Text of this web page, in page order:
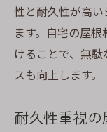
性と耐久性が高
ます。自宅の屋
けることで、無
スも向上します。
耐久性重視